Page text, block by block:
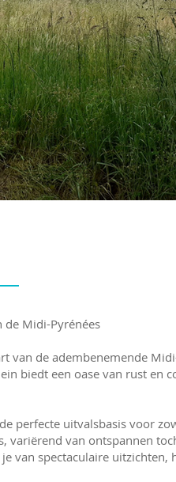
de Midi-Pyrénées
van de adembenemende
biedt een oase van rust en
perfecte uitvalsbasis voor
variërend van ontspannen
van spectaculaire uitzichten,